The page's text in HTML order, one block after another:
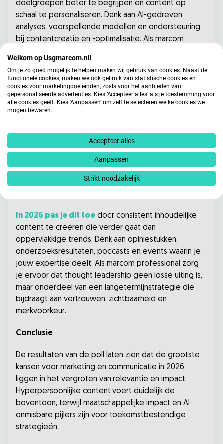
doelgroepen beter te begrijpen en content op
schaal te personaliseren. Denk aan AI-gedreven
analyses, voorspellende modellen en ondersteuning
bij contentcreatie en -optimalisatie. Als marcom
regievoerder: jij bepaalt de strategie, AI helpt bij de
uitvoering en optimalisatie.
Positioneer thought leadership om autoriteit
en onderscheid te realiseren
Met 13% van de stemmen werd thought leadership
het minst gekozen, maar dat maakt deze ontwikkeling
niet minder waardevol. Thought leadership draait om
het delen van kennis, visie en expertise om een
sterke en herkenbare positie in de markt op te
In 2026 pas je dit toe door consistent inhoudelijke
content te creëren die verder gaat dan
oppervlakkige trends. Denk aan opiniestukken,
onderzoeksresultaten, podcasts en events waarin je
jouw expertise deelt. Als marcom professional zorg
je ervoor dat thought leadership geen losse uiting is,
maar onderdeel van een langetermijnstrategie die
bijdraagt aan vertrouwen, zichtbaarheid en
merkvoorkeur.
Conclusie
De resultaten van de poll laten zien dat de grootste
kansen voor marketing en communicatie in 2026
liggen in het vergroten van relevantie en impact.
Hyperpersoonlijke content voert duidelijk de
boventoon, terwijl maatschappelijke impact en AI
onmisbare pijlers zijn voor toekomstbestendige
strategieën.
Welkom op Usgmarcom.nl!
Om je zo goed mogelijk te helpen maken wij gebruik van cookies. Naast de
functionele cookies, maken we ook gebruik van statistische cookies en
cookies voor marketingdoeleinden, zoals voor het aanbieden van
gepersonaliseerde advertenties. Kies ‘Accepteer alles’ als je toestemming voor
alle cookies geeft. Kies 'Aanpassen' om zelf te selecteren welke cookies we
mogen bewaren.
Accepteer alles
Aanpassen
Strikt noodzakelijk